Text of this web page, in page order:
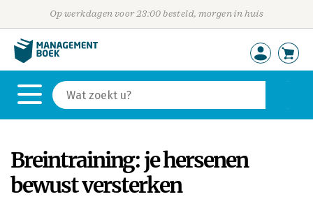
Op werkdagen voor 23:00 besteld, morgen in huis
Breintraining: je hersenen
bewust versterken